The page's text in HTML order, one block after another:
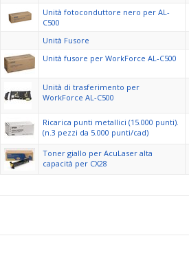
Unità fotoconduttore nero per AL-
C500
Unità Fusore
Unità fusore per WorkForce AL-C500
Unità di trasferimento per
WorkForce AL-C500
Ricarica punti metallici (15.000 punti).
(n.3 pezzi da 5.000 punti/cad)
Toner giallo per AcuLaser alta
capacità per CX28